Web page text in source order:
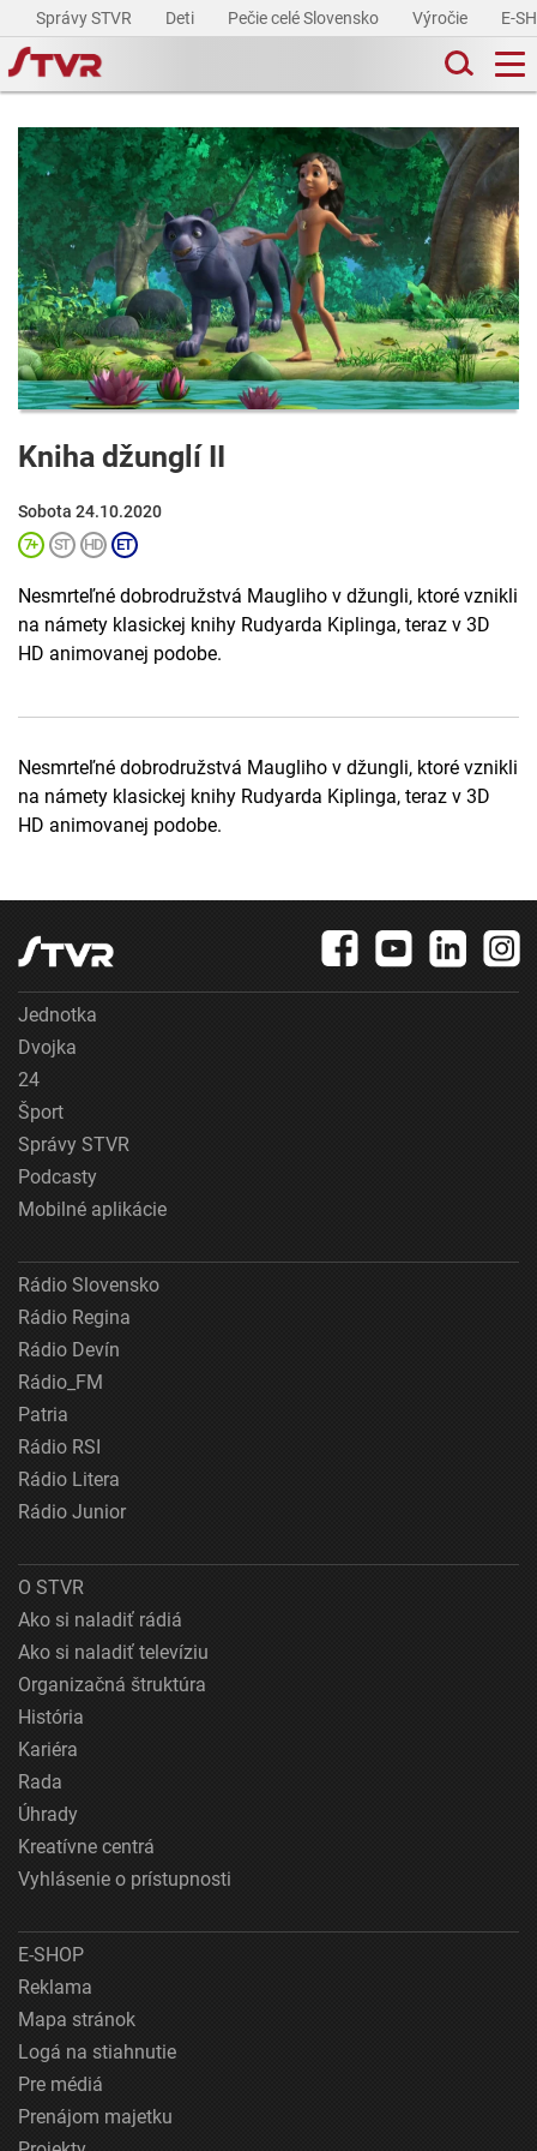
Správy STVR Deti Pečie celé Slovensko Výročie E-
Kniha džunglí II
Sobota 24.10.2020
Nesmrteľné dobrodružstvá Maugliho v džungli, ktoré vznikli
na námety klasickej knihy Rudyarda Kiplinga, teraz v 3D
HD animovanej podobe.
Nesmrteľné dobrodružstvá Maugliho v džungli, ktoré vznikli
na námety klasickej knihy Rudyarda Kiplinga, teraz v 3D
HD animovanej podobe.
Jednotka
Dvojka
24
Šport
Správy STVR
Podcasty
Mobilné aplikácie
Rádio Slovensko
Rádio Regina
Rádio Devín
Rádio_FM
Patria
Rádio RSI
Rádio Litera
Rádio Junior
O STVR
Ako si naladiť rádiá
Ako si naladiť televíziu
Organizačná štruktúra
História
Kariéra
Rada
Úhrady
Kreatívne centrá
Vyhlásenie o prístupnosti
E-SHOP
Reklama
Mapa stránok
Logá na stiahnutie
Pre médiá
Prenájom majetku